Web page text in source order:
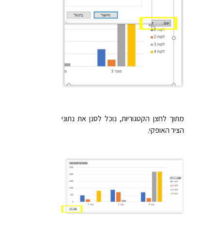
מתוך לחצן הקטגוריות, נוכל לסנן את נתוני
הציר האופקי.